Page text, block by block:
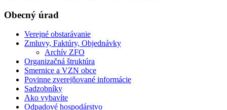
Obecný úrad
Verejné obstarávanie
Zmluvy, Faktúry, Objednávky
Archív ZFO
Organizačná štruktúra
Smernice a VZN obce
Povinne zverejňované informácie
Sadzobníky
Ako vybavíte
Odpadové hospodárstvo